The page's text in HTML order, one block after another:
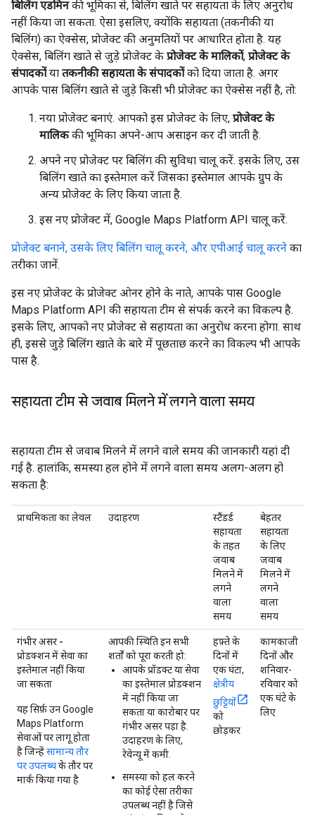
बिलिंग एडमिनकी भूमिका से, बिलिंग खाते पर सहायता के लिए अनुरोध
नहीं किया जा सकता. ऐसा इसलिए, क्योंकि सहायता (तकनीकी या
बिलिंग) का ऐक्सेस, प्रोजेक्ट की अनुमतियों पर आधारित होता है. यह
ऐक्सेस, बिलिंग खाते से जुड़े प्रोजेक्ट के प्रोजेक्ट के मालिकों, प्रोजेक्ट के
संपादकोंया तकनीकी सहायता के संपादकोंको दिया जाता है. अगर
आपके पास बिलिंग खाते से जुड़े किसी भी प्रोजेक्ट का ऐक्सेस नहीं है, तो:
नया प्रोजेक्ट बनाएं. आपको इस प्रोजेक्ट के लिए, प्रोजेक्ट के
मालिककी भूमिका अपने-आप असाइन कर दी जाती है.
अपने नए प्रोजेक्ट पर बिलिंग की सुविधा चालू करें. इसके लिए, उस
बिलिंग खाते का इस्तेमाल करें जिसका इस्तेमाल आपके ग्रुप के
अन्य प्रोजेक्ट के लिए किया जाता है.
इस नए प्रोजेक्ट में, Google Maps Platform API चालू करें.
प्रोजेक्ट बनाने, उसके लिए बिलिंग चालू करने, और एपीआई चालू करने का
तरीका जानें.
इस नए प्रोजेक्ट के प्रोजेक्ट ओनर होने के नाते, आपके पास Google
Maps Platform API की सहायता टीम से संपर्क करने का विकल्प है.
इसके लिए, आपको नए प्रोजेक्ट से सहायता का अनुरोध करना होगा. साथ
ही, इससे जुड़े बिलिंग खाते के बारे में पूछताछ करने का विकल्प भी आपके
पास है.
सहायता टीम से जवाब मिलने में लगने वाला समय
सहायता टीम से जवाब मिलने में लगने वाले समय की जानकारी यहां दी
गई है. हालांकि, समस्या हल होने में लगने वाला समय अलग-अलग हो
सकता है:
प्राथमिकता का लेवल उदाहरण
स्टैंडर्ड
सहायता
के तहत
जवाब
मिलने में
लगने
वाला
समय
बेहतर
सहायता
के लिए
जवाब
मिलने में
लगने
वाला
समय
गंभीर असर -
प्रोडक्शन में सेवा का
इस्तेमाल नहीं किया
जा सकता
यह सिर्फ़ उन Google
Maps Platform
सेवाओं पर लागू होता
है जिन्हेंसामान्य तौर
पर उपलब्धके तौर पर
मार्क किया गया है
आपकी स्थिति इन सभी
शर्तों को पूरा करती हो:
आपके प्रॉडक्ट या सेवा
का इस्तेमाल प्रोडक्शन
में नहीं किया जा
सकता या कारोबार पर
गंभीर असर पड़ा है.
उदाहरण के लिए,
रेवेन्यू में कमी.
समस्या को हल करने
का कोई ऐसा तरीका
उपलब्ध नहीं है जिसे
हफ़्ते के
दिनों में
एक घंटा,
क्षेत्रीय
छुट्टियों
को
छोड़कर
कामकाजी
दिनों और
शनिवार-
रविवार को
एक घंटे के
लिए